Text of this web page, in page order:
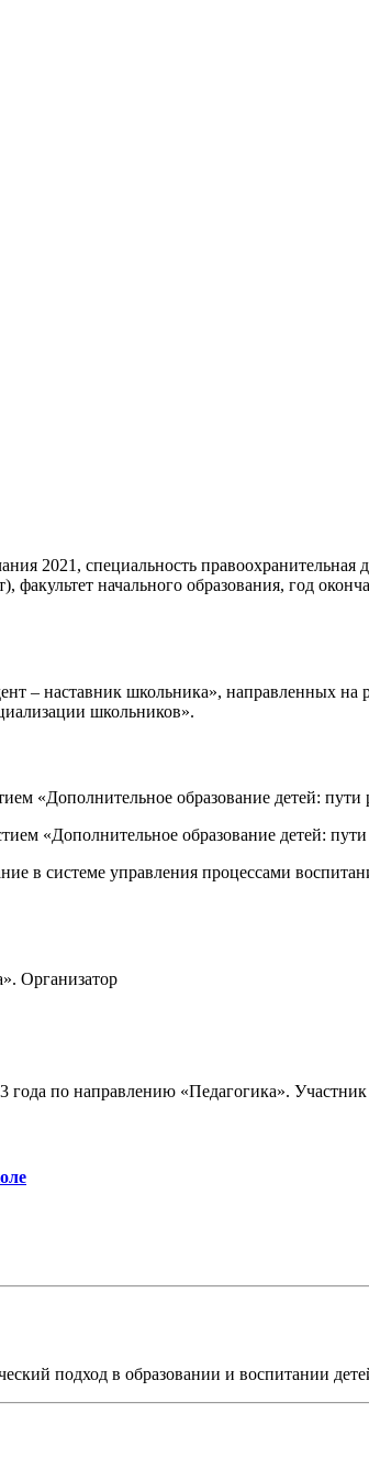
2021, специальность правоохранительная
начального образования, год
– наставник школьника», направленных
школьников».
«Дополнительное образование детей:
«Дополнительное образование детей:
в системе управления процессами
Организатор
по направлению «Педагогика». Участник
подход в образовании и воспитании